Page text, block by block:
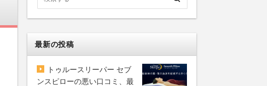
最新の投稿
トゥルースリーパー セブ
ンスピローの悪い口コミ、最